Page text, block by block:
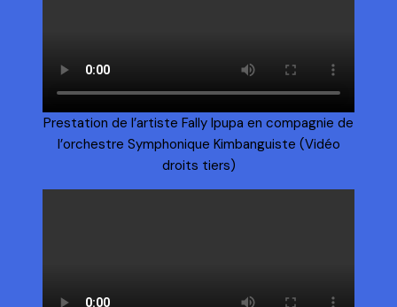
Prestation de l’artiste Fally Ipupa en compagnie de
l’orchestre Symphonique Kimbanguiste (Vidéo
droits tiers)